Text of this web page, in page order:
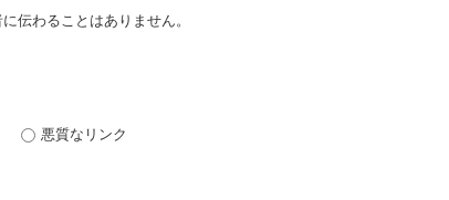
伝わることはありません。
悪質なリンク